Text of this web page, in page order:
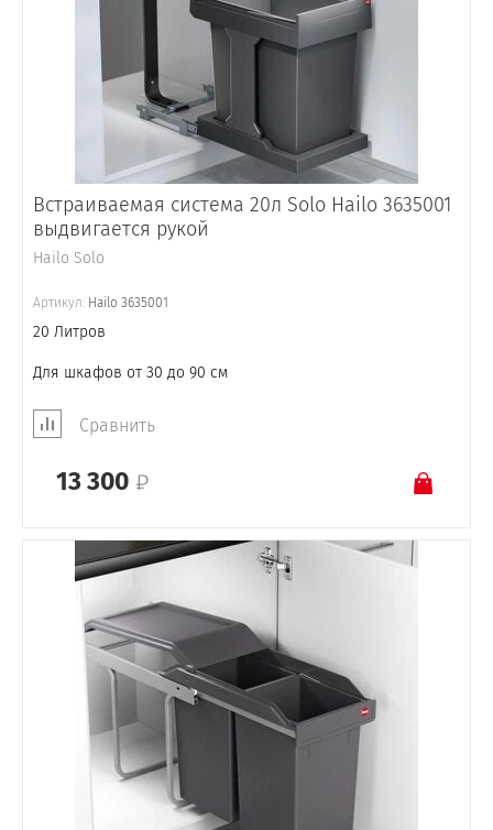
Встраиваемая система 20л Solo Hailo 3635001
выдвигается рукой
Hailo Solo
Артикул: Hailo 3635001
20 Литров
Для шкафов от 30 до 90 см
Сравнить
13 300